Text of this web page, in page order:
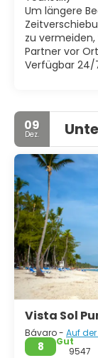
Um längere
zu
Partner vor
Verfügbar 24/
09
Dez.
Vista Sol
Bávaro - Auf
8
Gut
9547